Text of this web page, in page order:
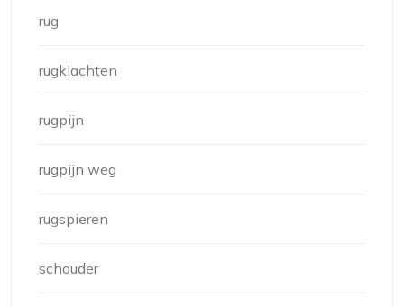
rug
rugklachten
rugpijn
rugpijn weg
rugspieren
schouder